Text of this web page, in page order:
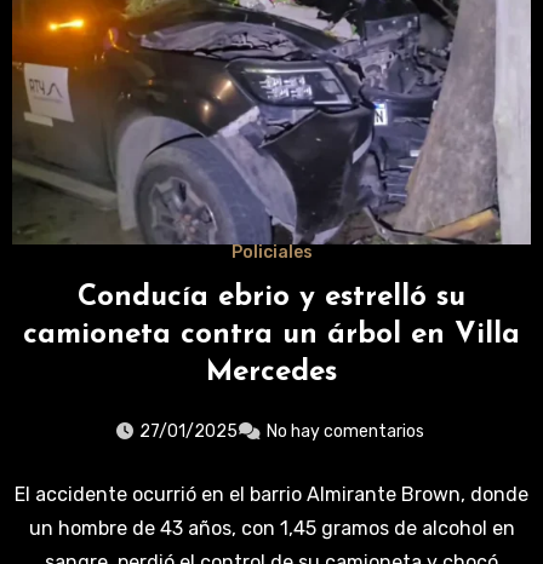
Policiales
Conducía ebrio y estrelló su
camioneta contra un árbol en Villa
Mercedes
27/01/2025 No hay comentarios
El accidente ocurrió en el barrio Almirante Brown, donde
un hombre de 43 años, con 1,45 gramos de alcohol en